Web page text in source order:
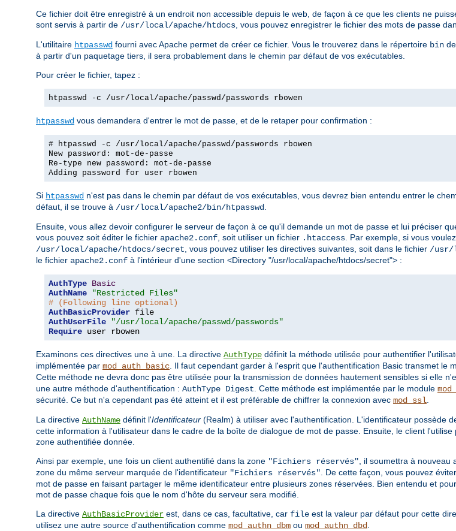
Ce fichier doit être enregistré à un endroit non accessible depuis le web, de façon à ce que les clients ne
sont servis à partir de /usr/local/apache/htdocs , vous pouvez enregistrer le fichier des mots de passe
L'utilitaire htpasswd fourni avec Apache permet de créer ce fichier. Vous le trouverez dans le répertoire bin
à partir d'un paquetage tiers, il sera probablement dans le chemin par défaut de vos exécutables.
Pour créer le fichier, tapez :
htpasswd -c /usr/local/apache/passwd/passwords rbowen
htpasswd vous demandera d'entrer le mot de passe, et de le retaper pour confirmation :
# htpasswd -c /usr/local/apache/passwd/passwords rbowen
New password: mot-de-passe
Re-type new password: mot-de-passe
Adding password for user rbowen
Si htpasswd n'est pas dans le chemin par défaut de vos exécutables, vous devrez bien entendu entrer le
défaut, il se trouve à /usr/local/apache2/bin/htpasswd
Ensuite, vous allez devoir configurer le serveur de façon à ce qu'il demande un mot de passe et lui préciser
vous pouvez soit éditer le fichier apache2.conf , soit utiliser un fichier .htaccess . Par exemple, si vous
/usr/local/apache/htdocs/secret , vous pouvez utiliser les directives suivantes, soit dans le fichier /usr/
le fichier apache2.conf à l'intérieur d'une section <Directory "/usr/local/apache/htdocs/secret"> :
AuthType Basic
AuthName
"Restricted Files"
# (Following line optional)
AuthBasicProvider
AuthUserFile
"/usr/local/apache/passwd/passwords"
Require user rbowen
Examinons ces directives une à une. La directive AuthType définit la méthode utilisée pour authentifier
implémentée par mod_auth_basic . Il faut cependant garder à l'esprit que l'authentification Basic transmet le
Cette méthode ne devra donc pas être utilisée pour la transmission de données hautement sensibles si elle
une autre méthode d'authentification : AuthType Digest . Cette méthode est implémentée par le module
sécurité. Ce but n'a cependant pas été atteint et il est préférable de chiffrer la connexion avec mod_ssl
La directive AuthName définit l'Identificateur (Realm) à utiliser avec l'authentification. L'identificateur possède
cette information à l'utilisateur dans le cadre de la boîte de dialogue de mot de passe. Ensuite, le client
zone authentifiée donnée.
Ainsi par exemple, une fois un client authentifié dans la zone "Fichiers réservés" , il soumettra à
zone du même serveur marquée de l'identificateur "Fichiers réservés" . De cette façon, vous pouvez
mot de passe en faisant partager le même identificateur entre plusieurs zones réservées. Bien entendu et
mot de passe chaque fois que le nom d'hôte du serveur sera modifié.
La directive AuthBasicProvider est, dans ce cas, facultative, car file est la valeur par défaut pour cette
utilisez une autre source d'authentification comme mod_authn_dbm ou mod_authn_dbd